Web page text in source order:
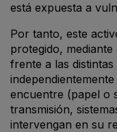
está expuesta a
Por tanto, este
protegido,
frente a las
encuentre (papel o
transmisión,
intervengan en su